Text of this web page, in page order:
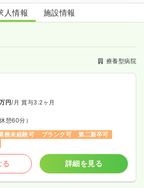
蒲郡厚生館病院
人情報 施設情報
療養型病院
円/月 賞与3.2ヶ月
休憩60分）
務未経験可 ブランク可
第二新卒可
る 詳細を見る